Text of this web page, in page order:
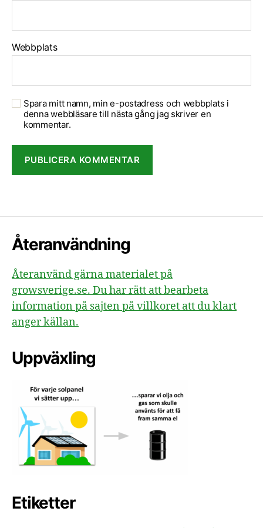
Webbplats
Spara mitt namn, min e-postadress och webbplats i
denna webbläsare till nästa gång jag skriver en
kommentar.
Återanvändning
Återanvänd gärna materialet på
growsverige.se. Du har rätt att bearbeta
information på sajten på villkoret att du klart
anger källan.
Uppväxling
Etiketter